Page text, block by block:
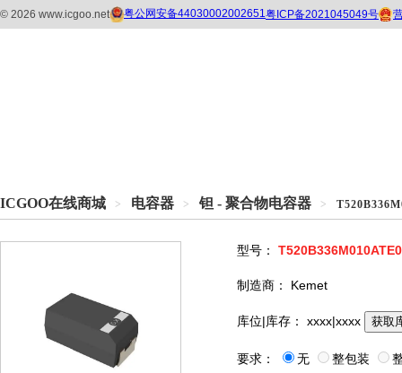
ICGOO在线商城 > 电容器 > 钽 - 聚合物电容器 >
型号：
制造商： Kemet
库位|库存： xxxx|xxxx 获取
要求： 无 整包装